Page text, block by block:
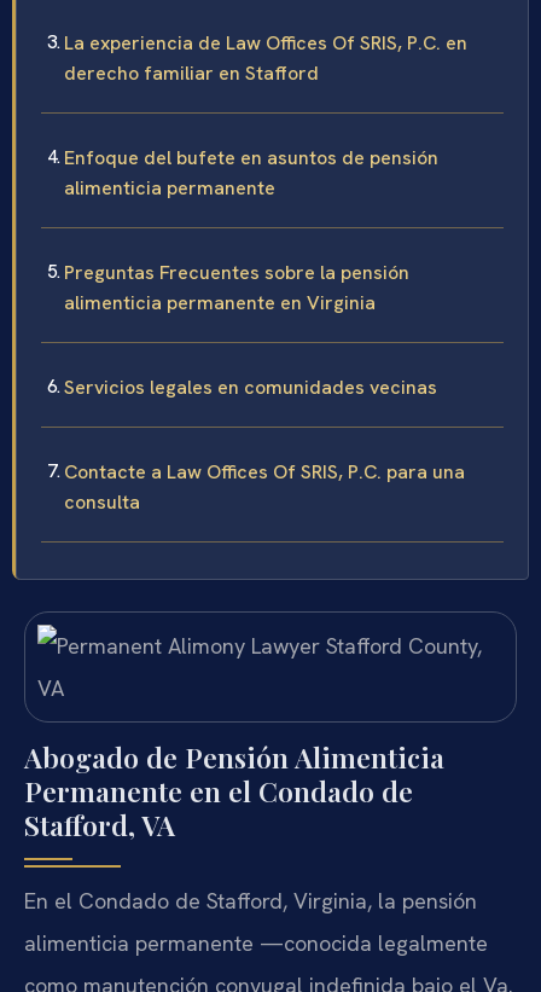
La experiencia de Law Offices Of SRIS, P.C. en
derecho familiar en Stafford
Enfoque del bufete en asuntos de pensión
alimenticia permanente
Preguntas Frecuentes sobre la pensión
alimenticia permanente en Virginia
Servicios legales en comunidades vecinas
Contacte a Law Offices Of SRIS, P.C. para una
consulta
Abogado de Pensión Alimenticia
Permanente en el Condado de
Stafford, VA
En el Condado de Stafford, Virginia, la pensión
alimenticia permanente —conocida legalmente
como manutención conyugal indefinida bajo el Va.